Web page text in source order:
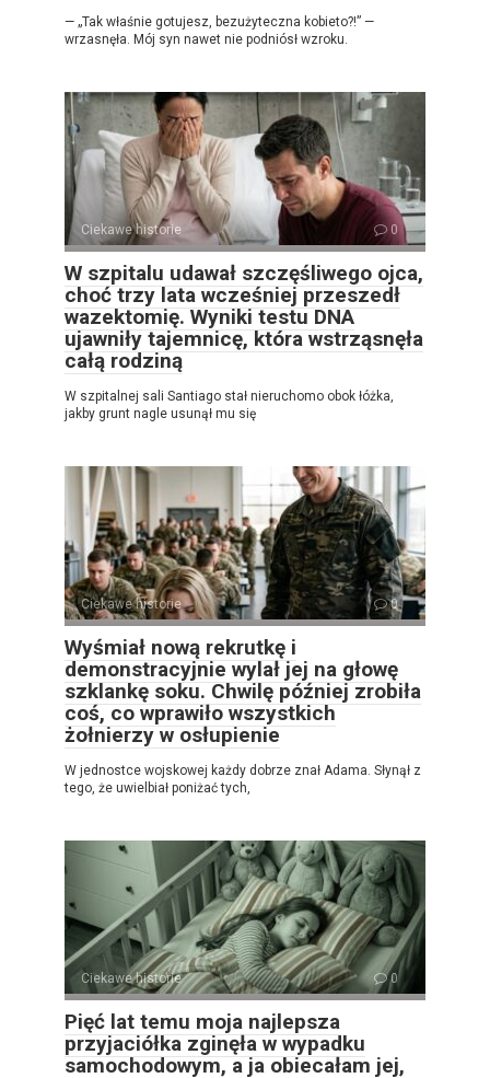
— „Tak właśnie gotujesz, bezużyteczna kobieto?!” —
wrzasnęła. Mój syn nawet nie podniósł wzroku.
Ciekawe historie 0
W szpitalu udawał szczęśliwego ojca,
choć trzy lata wcześniej przeszedł
wazektomię. Wyniki testu DNA
ujawniły tajemnicę, która wstrząsnęła
całą rodziną
W szpitalnej sali Santiago stał nieruchomo obok łóżka,
jakby grunt nagle usunął mu się
Ciekawe historie 0
Wyśmiał nową rekrutkę i
demonstracyjnie wylał jej na głowę
szklankę soku. Chwilę później zrobiła
coś, co wprawiło wszystkich
żołnierzy w osłupienie
W jednostce wojskowej każdy dobrze znał Adama. Słynął z
tego, że uwielbiał poniżać tych,
Ciekawe historie 0
Pięć lat temu moja najlepsza
przyjaciółka zginęła w wypadku
samochodowym, a ja obiecałam jej,